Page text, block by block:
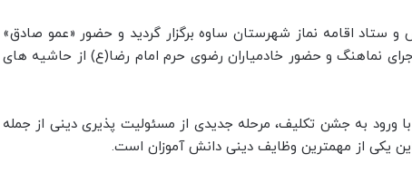
و ستاد اقامه نماز شهرستان ساوه برگزار گردید و حضور «عمو صادق»
نماهنگ و حضور خادمیاران رضوی حرم امام رضا(ع) از حاشیه های
ورود به جشن تکلیف، مرحله جدیدی از مسئولیت پذیری دینی از جمله
یکی از مهمترین وظایف دینی دانش آموزان است.